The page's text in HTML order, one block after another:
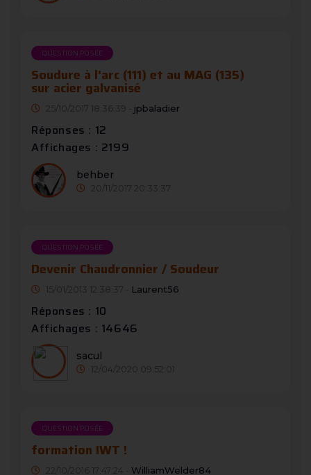
QUESTION POSÉE
Soudure à l'arc (111) et au MAG (135)
sur acier galvanisé
25/10/2017 18:36:39 - jpbaladier
Réponses : 12
Affichages : 2199
behber
20/11/2017 20:33:37
QUESTION POSÉE
Devenir Chaudronnier / Soudeur
15/01/2013 12:38:37 - Laurent56
Réponses : 10
Affichages : 14646
sacul
12/04/2020 09:52:01
QUESTION POSÉE
formation IWT !
22/10/2016 17:47:24 - WilliamWelder84